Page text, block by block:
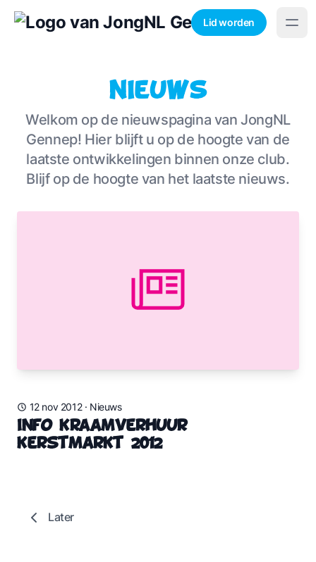
Lid worden
Nieuws
Welkom op de nieuwspagina van JongNL
Gennep! Hier blijft u op de hoogte van de
laatste ontwikkelingen binnen onze club.
Blijf op de hoogte van het laatste nieuws.
12 nov 2012· Nieuws
Info kraamverhuur
Kerstmarkt 2012
Later